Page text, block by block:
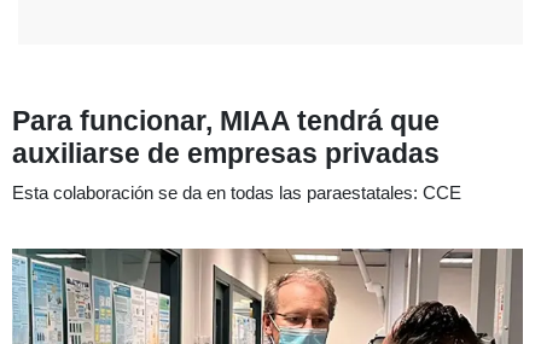
Para funcionar, MIAA tendrá que
auxiliarse de empresas privadas
Esta colaboración se da en todas las paraestatales: CCE